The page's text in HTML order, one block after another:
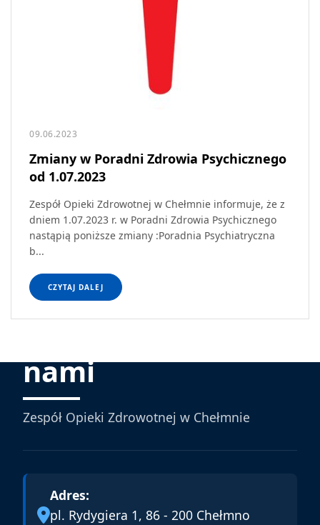
09.06.2023
Zmiany w Poradni Zdrowia Psychicznego
od 1.07.2023
Zespół Opieki Zdrowotnej w Chełmnie informuje, że z
dniem 1.07.2023 r. w Poradni Zdrowia Psychicznego
nastąpią poniższe zmiany :Poradnia Psychiatryczna
b...
CZYTAJ DALEJ
Skontaktuj się z
nami
Zespół Opieki Zdrowotnej w Chełmnie
Adres:
pl. Rydygiera 1, 86 - 200 Chełmno